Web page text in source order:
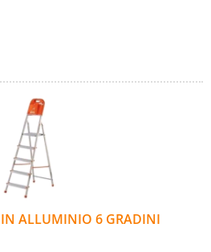
ALLUMINIO 6 GRADINI